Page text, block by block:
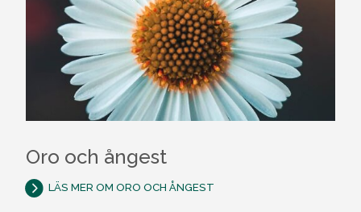
Oro och ångest
LÄS MER OM ORO OCH ÅNGEST